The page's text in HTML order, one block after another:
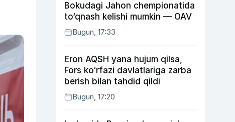
Bokudagi Jahon chempionatida
to‘qnash kelishi mumkin — OAV
Bugun, 17:33
Eron AQSH yana hujum qilsa,
Fors ko‘rfazi davlatlariga zarba
berish bilan tahdid qildi
Bugun, 17:20